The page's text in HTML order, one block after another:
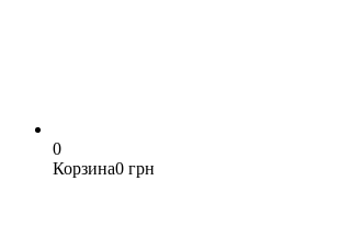
0
Корзина0 грн